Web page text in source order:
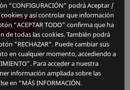
“CONFIGURACIÓN” podrá Aceptar /
y así controlar que información
“ACEPTAR TODO” confirma que ha
de todas las cookies. También podrá
"RECHAZAR". Puede cambiar sus
en cualquier momento, accediendo a
Para acceder a nuestra
información ampliada sobre las
en “MÁS INFORMACIÓN.